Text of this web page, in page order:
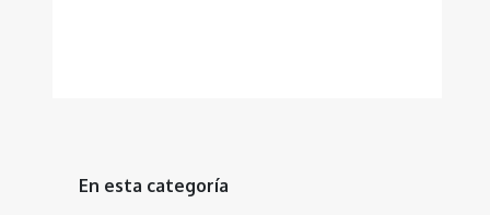
En esta categoría